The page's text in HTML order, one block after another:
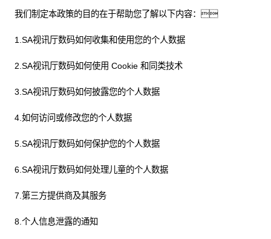
我们制定本政策的目的在于帮助您了解以下内容：
1.SA视讯厅数码如何收集和使用您的个人数据
2.SA视讯厅数码如何使用 Cookie 和同类技术
3.SA视讯厅数码如何披露您的个人数据
4.如何访问或修改您的个人数据
5.SA视讯厅数码如何保护您的个人数据
6.SA视讯厅数码如何处理儿童的个人数据
7.第三方提供商及其服务
8.个人信息泄露的通知